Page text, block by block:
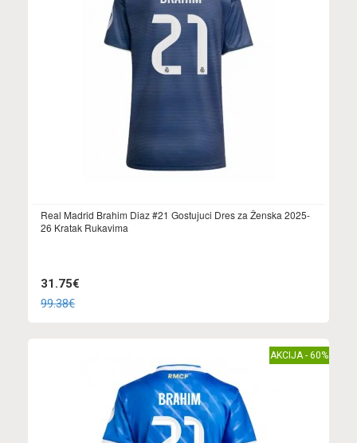
Real Madrid Brahim Diaz #21 Gostujuci Dres za Ženska 2025-
26 Kratak Rukavima
31.75€
99.38€
AKCIJA - 60%